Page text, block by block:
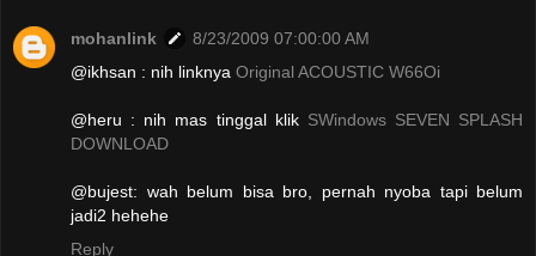
mohanlink
8/23/2009 07:00:00 AM
@ikhsan : nih linknya Original ACOUSTIC W66Oi
@heru : nih mas tinggal klik SWindows SEVEN SPLASH
DOWNLOAD
@bujest: wah belum bisa bro, pernah nyoba tapi belum
jadi2 hehehe
Reply